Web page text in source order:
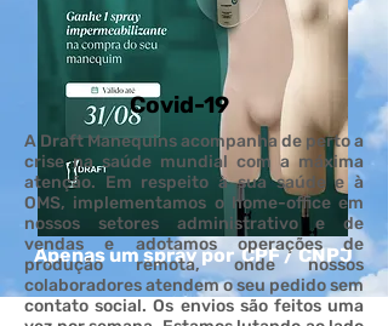
Apenas um spray por CPF / CNPJ
Covid-19
A Draft Manequins acompanha de perto a
crise na saúde mundial com a máxima
atenção. Em respeito à sua saúde e à
OMS, implementamos o home-office em
nossos setores administrativo e de
vendas e adotamos operações de
produção remota, onde nossos
colaboradores atendem o seu pedido sem
contato social. Os envios são feitos uma